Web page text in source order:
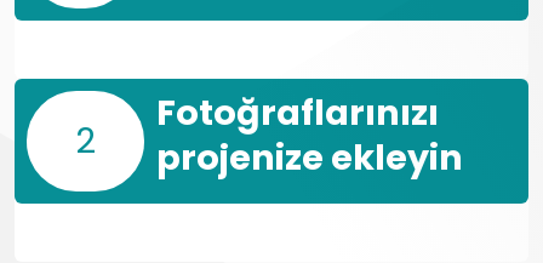
2
Fotoğraflarınızı
projenize ekleyin